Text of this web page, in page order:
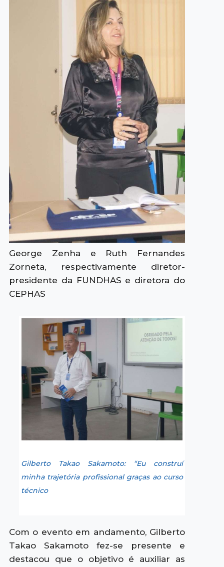
George Zenha e Ruth Fernandes
Zorneta, respectivamente diretor-
presidente da FUNDHAS e diretora do
CEPHAS
Gilberto Takao Sakamoto: “Eu construí
minha trajetória profissional graças ao curso
técnico
Com o evento em andamento, Gilberto
Takao Sakamoto fez-se presente e
destacou que o objetivo é auxiliar as